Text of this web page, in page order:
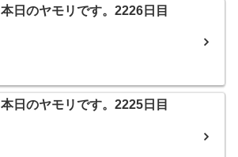
本日のヤモリです。2226日目
本日のヤモリです。2225日目